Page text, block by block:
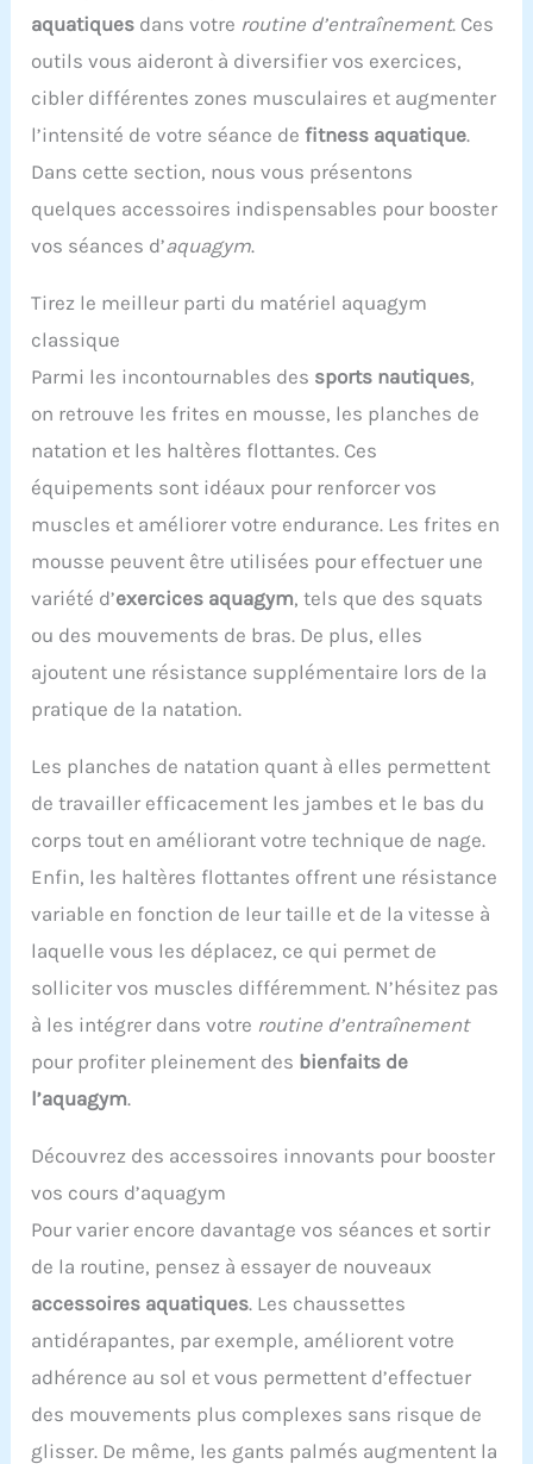
aquatiques dans votre routine d’entraînement. Ces
outils vous aideront à diversifier vos exercices,
cibler différentes zones musculaires et augmenter
l’intensité de votre séance de fitness aquatique.
Dans cette section, nous vous présentons
quelques accessoires indispensables pour booster
vos séances d’aquagym.
Tirez le meilleur parti du matériel aquagym
classique
Parmi les incontournables des sports nautiques,
on retrouve les frites en mousse, les planches de
natation et les haltères flottantes. Ces
équipements sont idéaux pour renforcer vos
muscles et améliorer votre endurance. Les frites en
mousse peuvent être utilisées pour effectuer une
variété d’exercices aquagym, tels que des squats
ou des mouvements de bras. De plus, elles
ajoutent une résistance supplémentaire lors de la
pratique de la natation.
Les planches de natation quant à elles permettent
de travailler efficacement les jambes et le bas du
corps tout en améliorant votre technique de nage.
Enfin, les haltères flottantes offrent une résistance
variable en fonction de leur taille et de la vitesse à
laquelle vous les déplacez, ce qui permet de
solliciter vos muscles différemment. N’hésitez pas
à les intégrer dans votre routine d’entraînement
pour profiter pleinement des bienfaits de
l’aquagym.
Découvrez des accessoires innovants pour booster
vos cours d’aquagym
Pour varier encore davantage vos séances et sortir
de la routine, pensez à essayer de nouveaux
accessoires aquatiques. Les chaussettes
antidérapantes, par exemple, améliorent votre
adhérence au sol et vous permettent d’effectuer
des mouvements plus complexes sans risque de
glisser. De même, les gants palmés augmentent la